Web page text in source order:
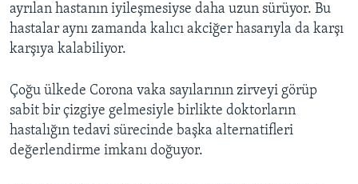
ayrılan hastanın iyileşmesiyse daha uzun sürüyor. Bu
hastalar aynı zamanda kalıcı akciğer hasarıyla da karşı
karşıya kalabiliyor.
Çoğu ülkede Corona vaka sayılarının zirveyi görüp
sabit bir çizgiye gelmesiyle birlikte doktorların
hastalığın tedavi sürecinde başka alternatifleri
değerlendirme imkanı doğuyor.